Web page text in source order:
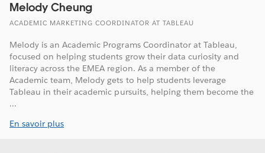
Melody Cheung
ACADEMIC MARKETING COORDINATOR AT TABLEAU
Melody is an Academic Programs Coordinator at Tableau,
focused on helping students grow their data curiosity and
literacy across the EMEA region. As a member of the
Academic team, Melody gets to help students leverage
Tableau in their academic pursuits, helping them become the
...
En savoir plus